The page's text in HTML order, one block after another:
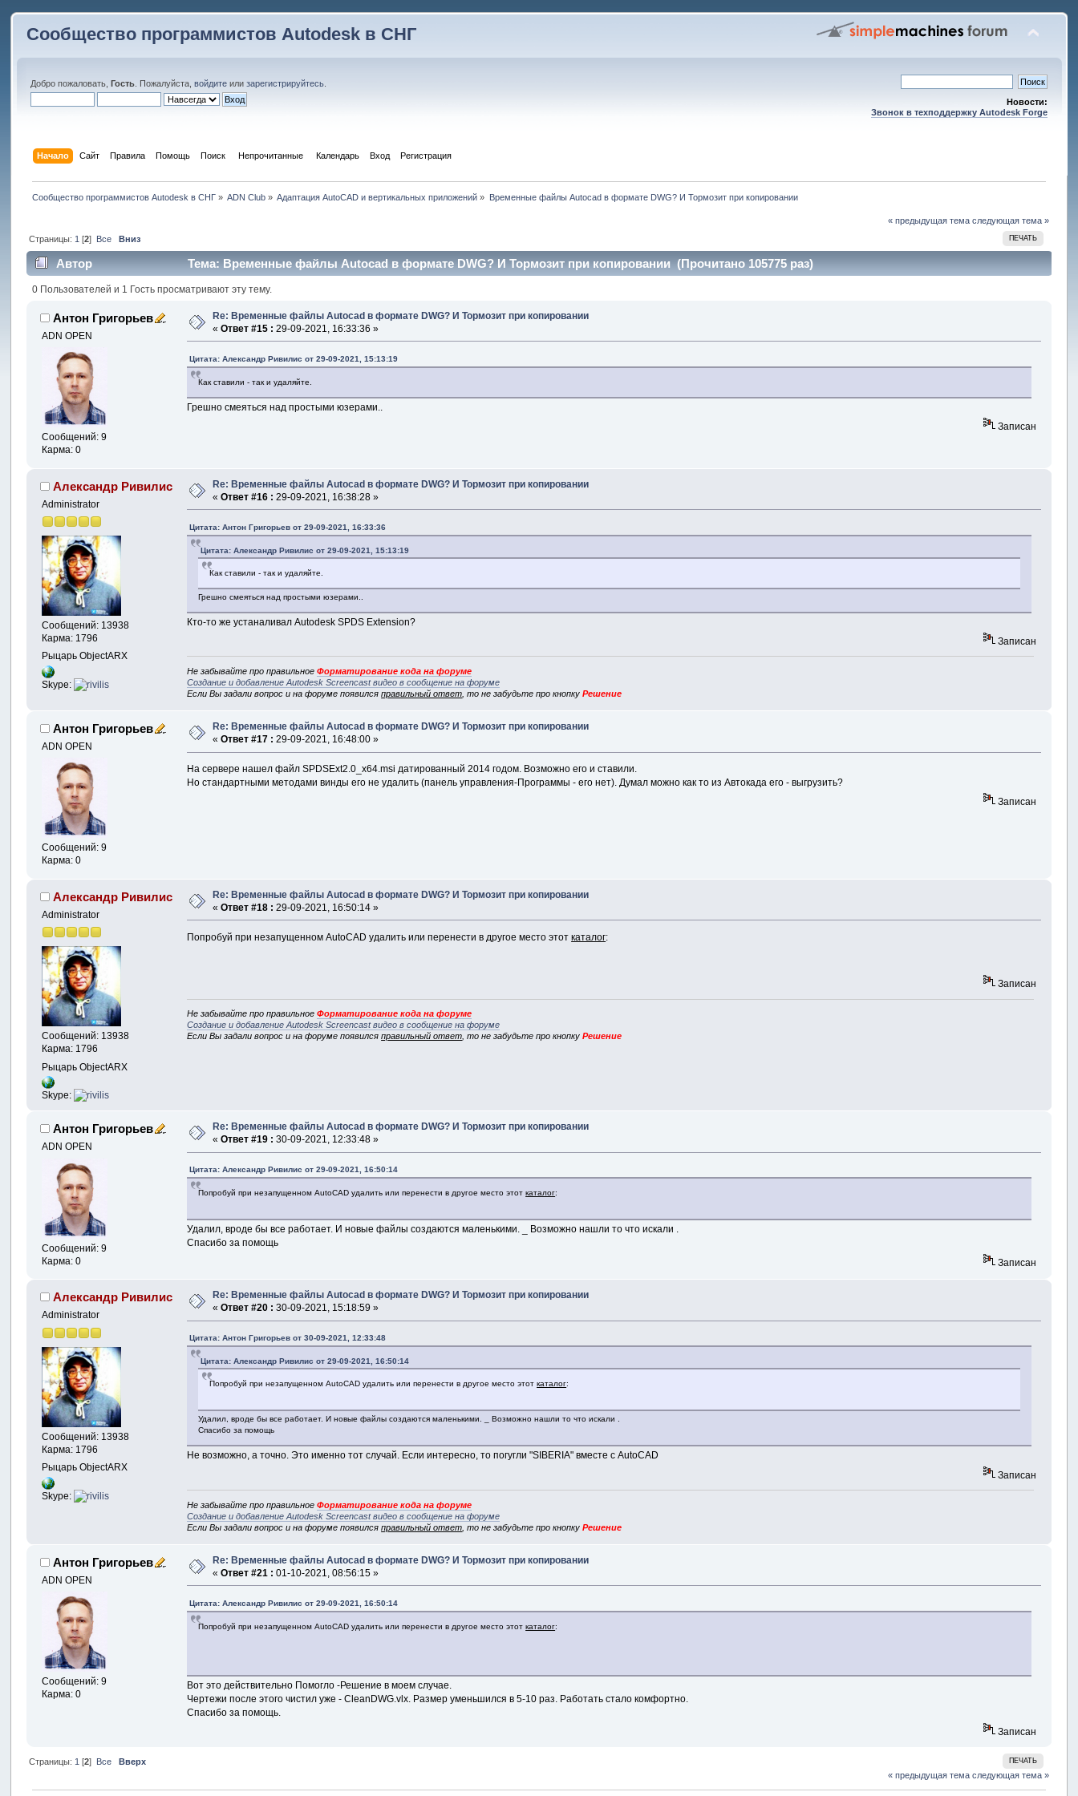
Сообщество программистов Autodesk в СНГ
Добро пожаловать,Гость . Пожалуйста,войдите илизарегистрируйтесь
Новости:
Звонок в техподдержку Autodesk Forge
Начало Сайт Правила Помощь Поиск Непрочитанные Календарь Вход Регистрация
Сообщество программистов Autodesk в СНГ» ADN Club » Адаптация AutoCAD и вертикальных приложений » Временные файлы Autocad в формате DWG? И Тормозит при копировании
« предыдущая тема следующая тема »
ПЕЧАТЬ
Страницы: 1 [2] Все Вниз
Автор Тема: Временные файлы Autocad в формате DWG? И Тормозит при копировании (Прочитано 105775 раз)
0 Пользователей и 1 Гость просматривают эту тему.
Антон Григорьев
ADN OPEN
Сообщений: 9
Карма: 0
Re: Временные файлы Autocad в формате DWG? И Тормозит при копировании
«Ответ #15 : 29-09-2021, 16:33:36 »
Цитата: Александр Ривилис от 29-09-2021, 15:13:19
Как ставили - так и удаляйте.
Грешно смеяться над простыми юзерами..
Записан
Александр Ривилис
Administrator
Сообщений: 13938
Карма: 1796
Рыцарь ObjectARX
Skype:
Re: Временные файлы Autocad в формате DWG? И Тормозит при копировании
«Ответ #16 : 29-09-2021, 16:38:28 »
Цитата: Антон Григорьев от 29-09-2021, 16:33:36
Цитата: Александр Ривилис от 29-09-2021, 15:13:19
Как ставили - так и удаляйте.
Грешно смеяться над простыми юзерами..
Кто-то же устаналивал Autodesk SPDS Extension?
Записан
Не забывайте про правильноеФорматирование кода на форуме
Создание и добавление Autodesk Screencast видео в сообщение на форуме
Если Вы задали вопрос и на форуме появилсяправильный ответ , то не забудьте про кнопкуРешение
Антон Григорьев
ADN OPEN
Сообщений: 9
Карма: 0
Re: Временные файлы Autocad в формате DWG? И Тормозит при копировании
«Ответ #17 : 29-09-2021, 16:48:00 »
На сервере нашел файл SPDSExt2.0_x64.msi датированный 2014 годом. Возможно его и ставили.
Но стандартными методами винды его не удалить (панель управления-Программы - его нет). Думал можно как то из Автокада его - выгрузить?
Записан
Александр Ривилис
Administrator
Сообщений: 13938
Карма: 1796
Рыцарь ObjectARX
Skype:
Re: Временные файлы Autocad в формате DWG? И Тормозит при копировании
«Ответ #18 : 29-09-2021, 16:50:14 »
Попробуй при незапущенном AutoCAD удалить или перенести в другое место этоткаталог:
Записан
Не забывайте про правильноеФорматирование кода на форуме
Создание и добавление Autodesk Screencast видео в сообщение на форуме
Если Вы задали вопрос и на форуме появилсяправильный ответ , то не забудьте про кнопкуРешение
Антон Григорьев
ADN OPEN
Сообщений: 9
Карма: 0
Re: Временные файлы Autocad в формате DWG? И Тормозит при копировании
«Ответ #19 : 30-09-2021, 12:33:48 »
Цитата: Александр Ривилис от 29-09-2021, 16:50:14
Попробуй при незапущенном AutoCAD удалить или перенести в другое место этоткаталог:
Удалил, вроде бы все работает. И новые файлы создаются маленькими. _ Возможно нашли то что искали .
Спасибо за помощь
Записан
Александр Ривилис
Administrator
Сообщений: 13938
Карма: 1796
Рыцарь ObjectARX
Skype:
Re: Временные файлы Autocad в формате DWG? И Тормозит при копировании
«Ответ #20 : 30-09-2021, 15:18:59 »
Цитата: Антон Григорьев от 30-09-2021, 12:33:48
Цитата: Александр Ривилис от 29-09-2021, 16:50:14
Попробуй при незапущенном AutoCAD удалить или перенести в другое место этоткаталог:
Удалил, вроде бы все работает. И новые файлы создаются маленькими. _ Возможно нашли то что искали .
Спасибо за помощь
Не возможно, а точно. Это именно тот случай. Если интересно, то погугли "SIBERIA" вместе с AutoCAD
Записан
Не забывайте про правильноеФорматирование кода на форуме
Создание и добавление Autodesk Screencast видео в сообщение на форуме
Если Вы задали вопрос и на форуме появилсяправильный ответ , то не забудьте про кнопкуРешение
Антон Григорьев
ADN OPEN
Сообщений: 9
Карма: 0
Re: Временные файлы Autocad в формате DWG? И Тормозит при копировании
«Ответ #21 : 01-10-2021, 08:56:15 »
Цитата: Александр Ривилис от 29-09-2021, 16:50:14
Попробуй при незапущенном AutoCAD удалить или перенести в другое место этоткаталог:
Вот это действительно Помогло -Решение в моем случае.
Чертежи после этого чистил уже - CleanDWG.vlx. Размер уменьшился в 5-10 раз. Работать стало комфортно.
Спасибо за помощь.
Записан
ПЕЧАТЬ
Страницы: 1 [2] Все
Вверх
« предыдущая тема следующая тема »